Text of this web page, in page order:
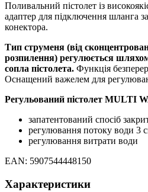
Поливальний пістолет із
адаптер для підключення шланга
конектора.
Тип струменя (від
розпилення) регулюється
сопла пістолета. Функція
Оснащений важелем для
Регульований пістолет MULTI
запатентований спосіб
регулювання потоку води 3
регулювання витрати води
EAN: 5907544448150
Характеристики